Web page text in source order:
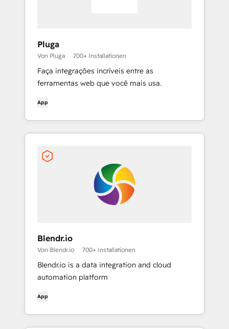
Pluga
Von Pluga 700+ Installationen
Faça integrações incríveis entre as
ferramentas web que você mais usa.
App
Blendr.io
Von Blendr.io 700+ Installationen
Blendr.io is a data integration and cloud
automation platform
App